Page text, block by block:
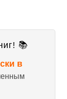
📚
в